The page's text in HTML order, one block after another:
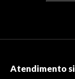
Atendimento